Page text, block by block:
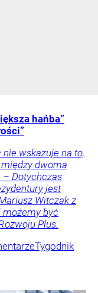
hańba”
wskazuje na to,
dwoma
Dotychczas
jest
Witczak z
możemy być
Plus.
Tygodnik